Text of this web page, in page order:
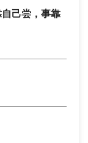
己尝，事靠